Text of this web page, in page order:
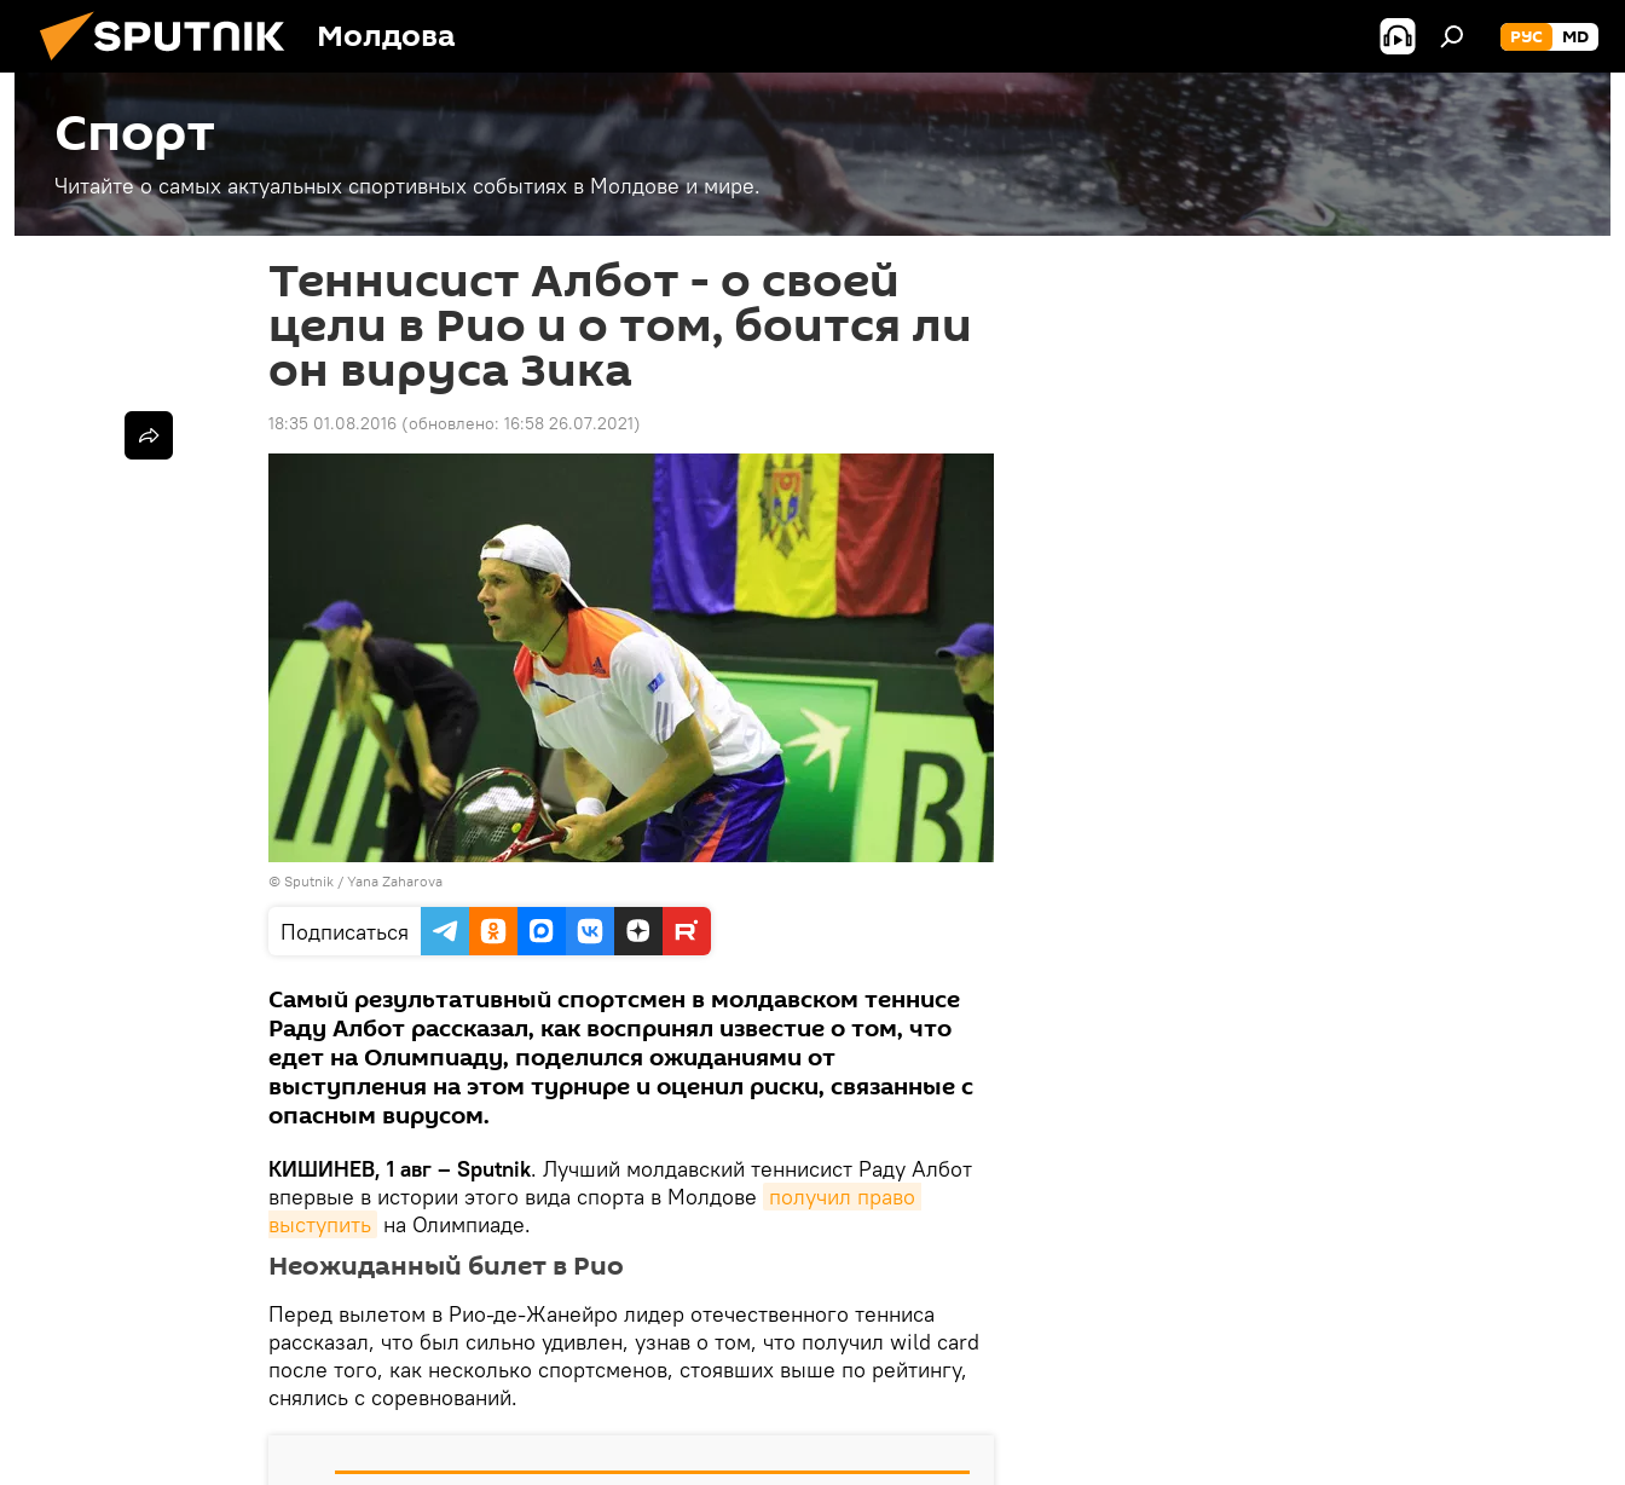
Молдова РУС MD
Спорт
Читайте о самых актуальных спортивных событиях в Молдове и мире.
Теннисист Албот - о своей
цели в Рио и о том, боится ли
он вируса Зика
18:35 01.08.2016 (обновлено: 16:58 26.07.2021)
© Sputnik / Yana Zaharova
Подписаться
Самый результативный спортсмен в молдавском теннисе
Раду Албот рассказал, как воспринял известие о том, что
едет на Олимпиаду, поделился ожиданиями от
выступления на этом турнире и оценил риски, связанные с
опасным вирусом.
КИШИНЕВ, 1 авг – Sputnik. Лучший молдавский теннисист Раду Албот
впервые в истории этого вида спорта в Молдове получил право
выступить на Олимпиаде.
Неожиданный билет в Рио
Перед вылетом в Рио-де-Жанейро лидер отечественного тенниса
рассказал, что был сильно удивлен, узнав о том, что получил wild card
после того, как несколько спортсменов, стоявших выше по рейтингу,
снялись с соревнований.